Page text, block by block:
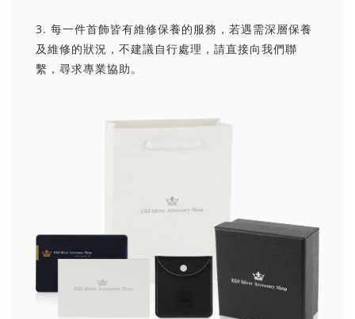
3. 每一件首飾皆有維修保養的服務，若遇需深層保養
及維修的狀況，不建議自行處理，請直接向我們聯
繫，尋求專業協助。